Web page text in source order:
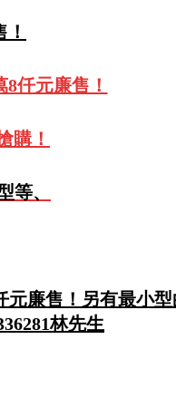
仟元廉售！
購！
等、
廉售！另有最小
林先生